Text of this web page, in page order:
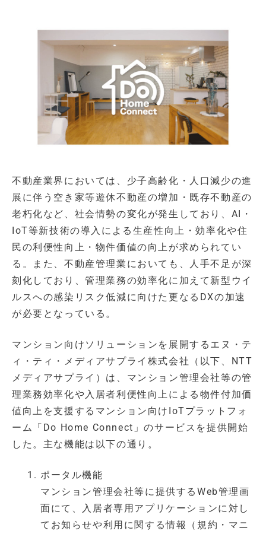
不動産業界においては、少子高齢化・人口減少の進
展に伴う空き家等遊休不動産の増加・既存不動産の
老朽化など、社会情勢の変化が発生しており、AI・
IoT等新技術の導入による生産性向上・効率化や住
民の利便性向上・物件価値の向上が求められてい
る。また、不動産管理業においても、人手不足が深
刻化しており、管理業務の効率化に加えて新型ウイ
ルスへの感染リスク低減に向けた更なるDXの加速
が必要となっている。
マンション向けソリューションを展開するエヌ・テ
ィ・ティ・メディアサプライ株式会社（以下、NTT
メディアサプライ）は、マンション管理会社等の管
理業務効率化や入居者利便性向上による物件付加価
値向上を支援するマンション向けIoTプラットフォ
ーム「Do Home Connect」のサービスを提供開始
した。主な機能は以下の通り。
ポータル機能
マンション管理会社等に提供するWeb管理画
面にて、入居者専用アプリケーションに対し
てお知らせや利用に関する情報（規約・マニ